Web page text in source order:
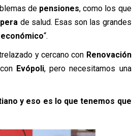
de pensiones, como los que
de salud. Esas son las grandes
“.
y cercano con Renovación
Evópoli, pero necesitamos una
y eso es lo que tenemos que